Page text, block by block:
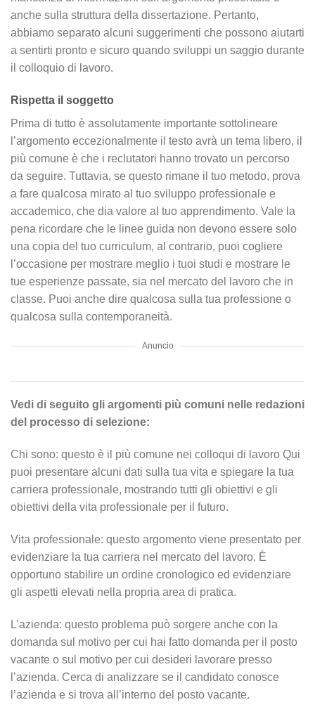
anche sulla struttura della dissertazione. Pertanto,
abbiamo separato alcuni suggerimenti che possono aiutarti
a sentirti pronto e sicuro quando sviluppi un saggio durante
il colloquio di lavoro.
Rispetta il soggetto
Prima di tutto è assolutamente importante sottolineare
l’argomento eccezionalmente il testo avrà un tema libero, il
più comune è che i reclutatori hanno trovato un percorso
da seguire. Tuttavia, se questo rimane il tuo metodo, prova
a fare qualcosa mirato al tuo sviluppo professionale e
accademico, che dia valore al tuo apprendimento. Vale la
pena ricordare che le linee guida non devono essere solo
una copia del tuo curriculum, al contrario, puoi cogliere
l’occasione per mostrare meglio i tuoi studi e mostrare le
tue esperienze passate, sia nel mercato del lavoro che in
classe. Puoi anche dire qualcosa sulla tua professione o
qualcosa sulla contemporaneità.
Anuncio
Vedi di seguito gli argomenti più comuni nelle redazioni
del processo di selezione:
Chi sono: questo è il più comune nei colloqui di lavoro Qui
puoi presentare alcuni dati sulla tua vita e spiegare la tua
carriera professionale, mostrando tutti gli obiettivi e gli
obiettivi della vita professionale per il futuro.
Vita professionale: questo argomento viene presentato per
evidenziare la tua carriera nel mercato del lavoro. È
opportuno stabilire un ordine cronologico ed evidenziare
gli aspetti elevati nella propria area di pratica.
L’azienda: questo problema può sorgere anche con la
domanda sul motivo per cui hai fatto domanda per il posto
vacante o sul motivo per cui desideri lavorare presso
l’azienda. Cerca di analizzare se il candidato conosce
l’azienda e si trova all’interno del posto vacante.